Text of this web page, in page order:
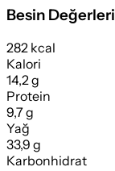
Besin Değerleri
282 kcal
Kalori
14,2 g
Protein
9,7 g
Yağ
33,9 g
Karbonhidrat